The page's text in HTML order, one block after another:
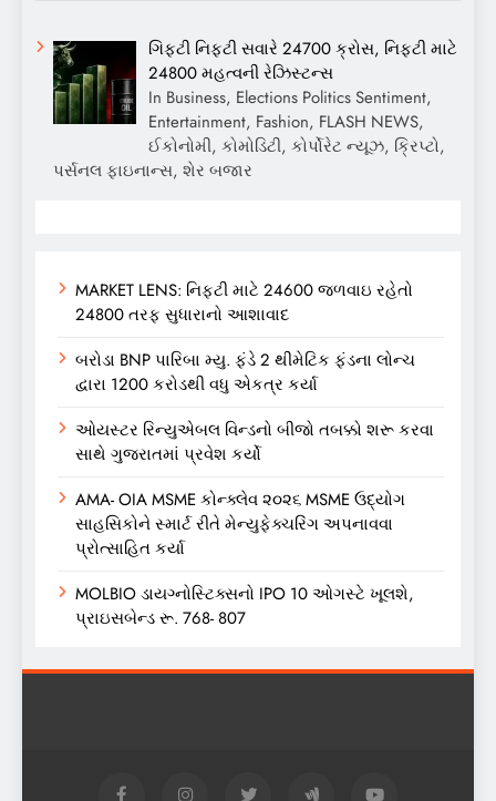
ગિફ્ટી નિફ્ટી સવારે 24700 ક્રોસ, નિફ્ટી માટે
24800 મહત્વની રેઝિસ્ટન્સ
In Business, Elections Politics Sentiment,
Entertainment, Fashion, FLASH NEWS,
ઈકોનોમી, કોમોડિટી, કોર્પોરેટ ન્યૂઝ, ક્રિપ્ટો,
પર્સનલ ફાઇનાન્સ, શેર બજાર
MARKET LENS: નિફ્ટી માટે 24600 જળવાઇ રહેતો
24800 તરફ સુધારાનો આશાવાદ
બરોડા BNP પારિબા મ્યુ. ફંડે 2 થીમેટિક ફંડના લોન્ચ
દ્વારા 1200 કરોડથી વધુ એકત્ર કર્યા
ઓયસ્ટર રિન્યુએબલ વિન્ડનો બીજો તબક્કો શરૂ કરવા
સાથે ગુજરાતમાં પ્રવેશ કર્યો
AMA- OIA MSME કોન્ક્લેવ ૨૦૨૬ MSME ઉદ્યોગ
સાહસિકોને સ્માર્ટ રીતે મેન્યુફેક્ચરિંગ અપનાવવા
પ્રોત્સાહિત કર્યા
MOLBIO ડાયગ્નોસ્ટિક્સનો IPO 10 ઓગસ્ટે ખૂલશે,
પ્રાઇસબેન્ડ રૂ. 768- 807